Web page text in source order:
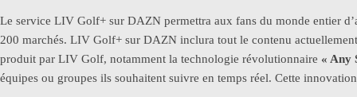
Le service LIV Golf+ sur DAZN permettra aux fans du monde entier
200 marchés. LIV Golf+ sur DAZN inclura tout le contenu
produit par LIV Golf, notamment la technologie révolutionnaire « Any
équipes ou groupes ils souhaitent suivre en temps réel. Cette